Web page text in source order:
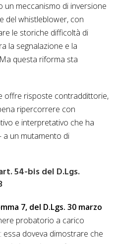
un meccanismo di inversione
del whistleblower, con
le storiche difficoltà di
la segnalazione e la
questa riforma sta
offre risposte contraddittorie,
ripercorrere con
e interpretativo che ha
un mutamento di
54-bis del D.Lgs.
7, del D.Lgs. 30 marzo
probatorio a carico
essa doveva dimostrare che